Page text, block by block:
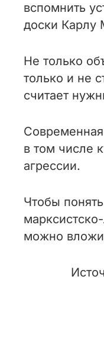
вспомнить
доски Карлу
Не только
только и не
считает
в том числе
агрессии.
Чтобы
можно